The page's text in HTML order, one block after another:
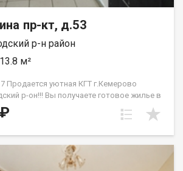
пр-кт, д.53
р-н район
м²
Продается уютная КГТ г.Кемерово
р-он!!! Вы получаете готовое жилье в
без необходимости вкладываться в
TgQPHd||[]--> Главные преимущества
Отличное состояние<!--TgQPHd||[]-->:
свежие обои, пластиковое окно и